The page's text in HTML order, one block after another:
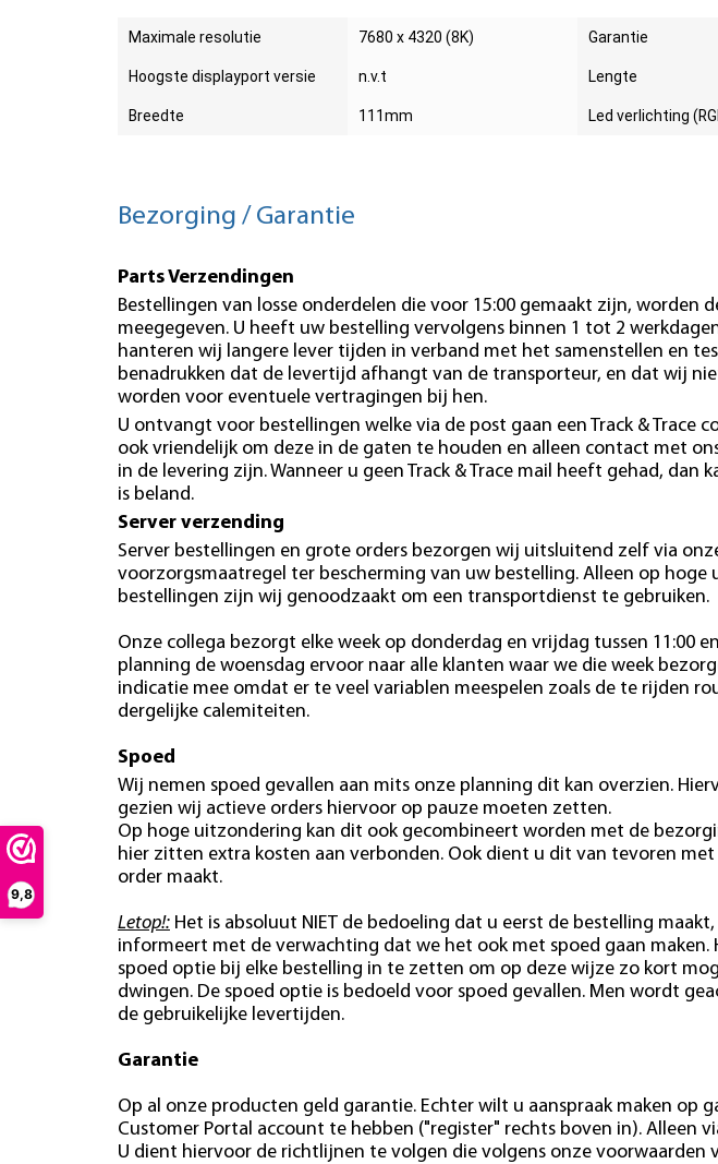
9,8
Maximale resolutie 7680 x 4320 (8K) Garantie
Hoogste displayport versie n.v.t Lengte
Breedte 111mm Led verlichting
Bezorging / Garantie
Parts Verzendingen
Bestellingen van losse onderdelen die voor 15:00 gemaakt zijn, worden
meegegeven. U heeft uw bestelling vervolgens binnen 1 tot 2
hanteren wij langere lever tijden in verband met het samenstellen en
benadrukken dat de levertijd afhangt van de transporteur, en dat wij
worden voor eventuele vertragingen bij hen.
U ontvangt voor bestellingen welke via de post gaan een Track & Trace
ook vriendelijk om deze in de gaten te houden en alleen contact met
in de levering zijn. Wanneer u geen Track & Trace mail heeft gehad,
is beland.
Server verzending
Server bestellingen en grote orders bezorgen wij uitsluitend zelf via
voorzorgsmaatregel ter bescherming van uw bestelling. Alleen op
bestellingen zijn wij genoodzaakt om een transportdienst te gebruiken.
Onze collega bezorgt elke week op donderdag en vrijdag tussen 11:00
planning de woensdag ervoor naar alle klanten waar we die week
indicatie mee omdat er te veel variablen meespelen zoals de te rijden
dergelijke calemiteiten.
Spoed
Wij nemen spoed gevallen aan mits onze planning dit kan overzien.
gezien wij actieve orders hiervoor op pauze moeten zetten.
Op hoge uitzondering kan dit ook gecombineert worden met de
hier zitten extra kosten aan verbonden. Ook dient u dit van tevoren
order maakt.
Letop!: Het is absoluut NIET de bedoeling dat u eerst de bestelling
informeert met de verwachting dat we het ook met spoed gaan maken.
spoed optie bij elke bestelling in te zetten om op deze wijze zo kort
dwingen. De spoed optie is bedoeld voor spoed gevallen. Men wordt
de gebruikelijke levertijden.
Garantie
Op al onze producten geld garantie. Echter wilt u aanspraak maken op
Customer Portal account te hebben ("register" rechts boven in). Alleen
U dient hiervoor de richtlijnen te volgen die volgens onze voorwaarden